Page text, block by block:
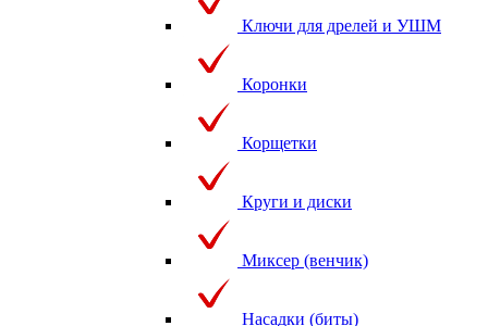
Ключи для дрелей и УШМ
Коронки
Корщетки
Круги и диски
Миксер (венчик)
Насадки (биты)